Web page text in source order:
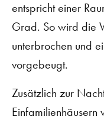
entspricht einer
Grad. So wird die
unterbrochen und
vorgebeugt.
Zusätzlich zur